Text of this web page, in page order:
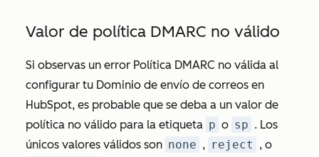
Valor de política DMARC no válido
Si observas un error Política DMARC no válida al
configurar tu Dominio de envío de correos en
HubSpot, es probable que se deba a un valor de
política no válido para la etiqueta p o sp . Los
únicos valores válidos son none , reject , o